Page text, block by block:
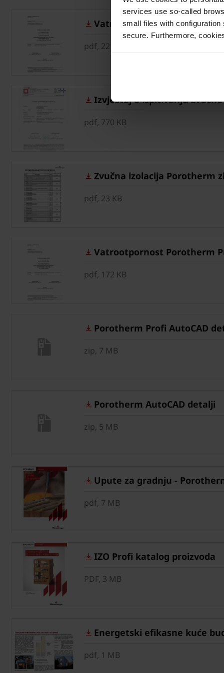
services use so-called
small files with
secure. Furthermore,
Vatrootpornost Porotherm
pdf, 221 KB
Izvještaj o ispitivanju zvucne
pdf, 770 KB
Zvučna izolacija Porotherm
pdf, 23 KB
Vatrootpornost Porotherm
pdf, 172 KB
Porotherm Profi AutoCAD
zip, 7 MB
Porotherm AutoCAD detalji
zip, 5 MB
Upute za gradnju -
pdf, 7 MB
IZO Profi katalog proizvoda
PDF, 3 MB
Energetski efikasne kuće
pdf, 1 MB